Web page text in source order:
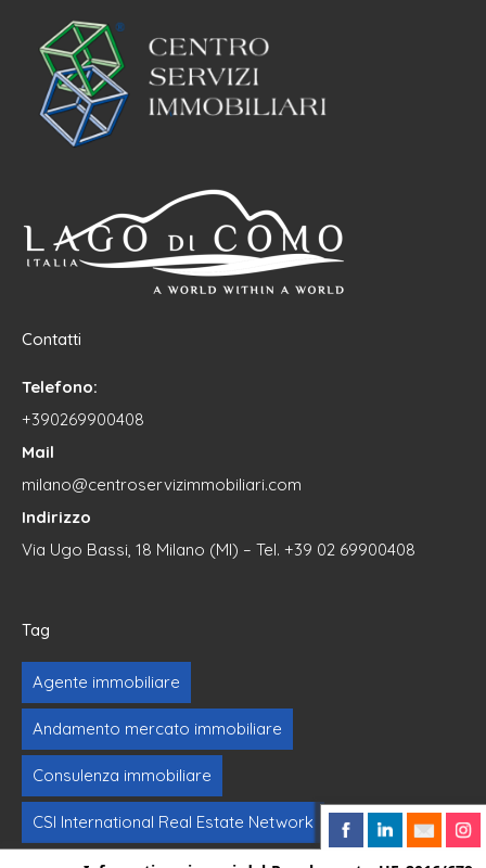
Contatti
Telefono:
+390269900408
Mail
milano@centroservizimmobiliari.com
Indirizzo
Via Ugo Bassi, 18 Milano (MI) – Tel. +39 02 69900408
Tag
Agente immobiliare
Andamento mercato immobiliare
Consulenza immobiliare
CSI International Real Estate Network